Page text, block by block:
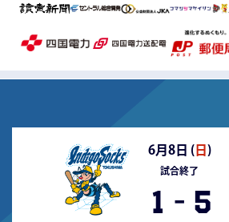
6月8日 (日 )
試合終了
1 - 5